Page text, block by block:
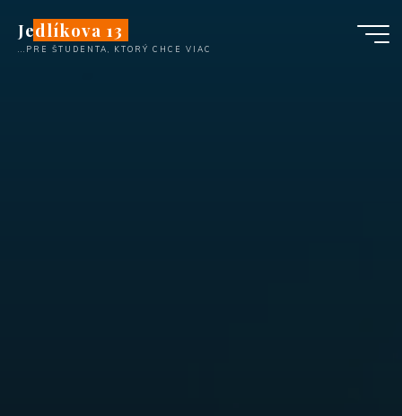
content
Jedlíkova 13
...PRE ŠTUDENTA, KTORÝ CHCE VIAC